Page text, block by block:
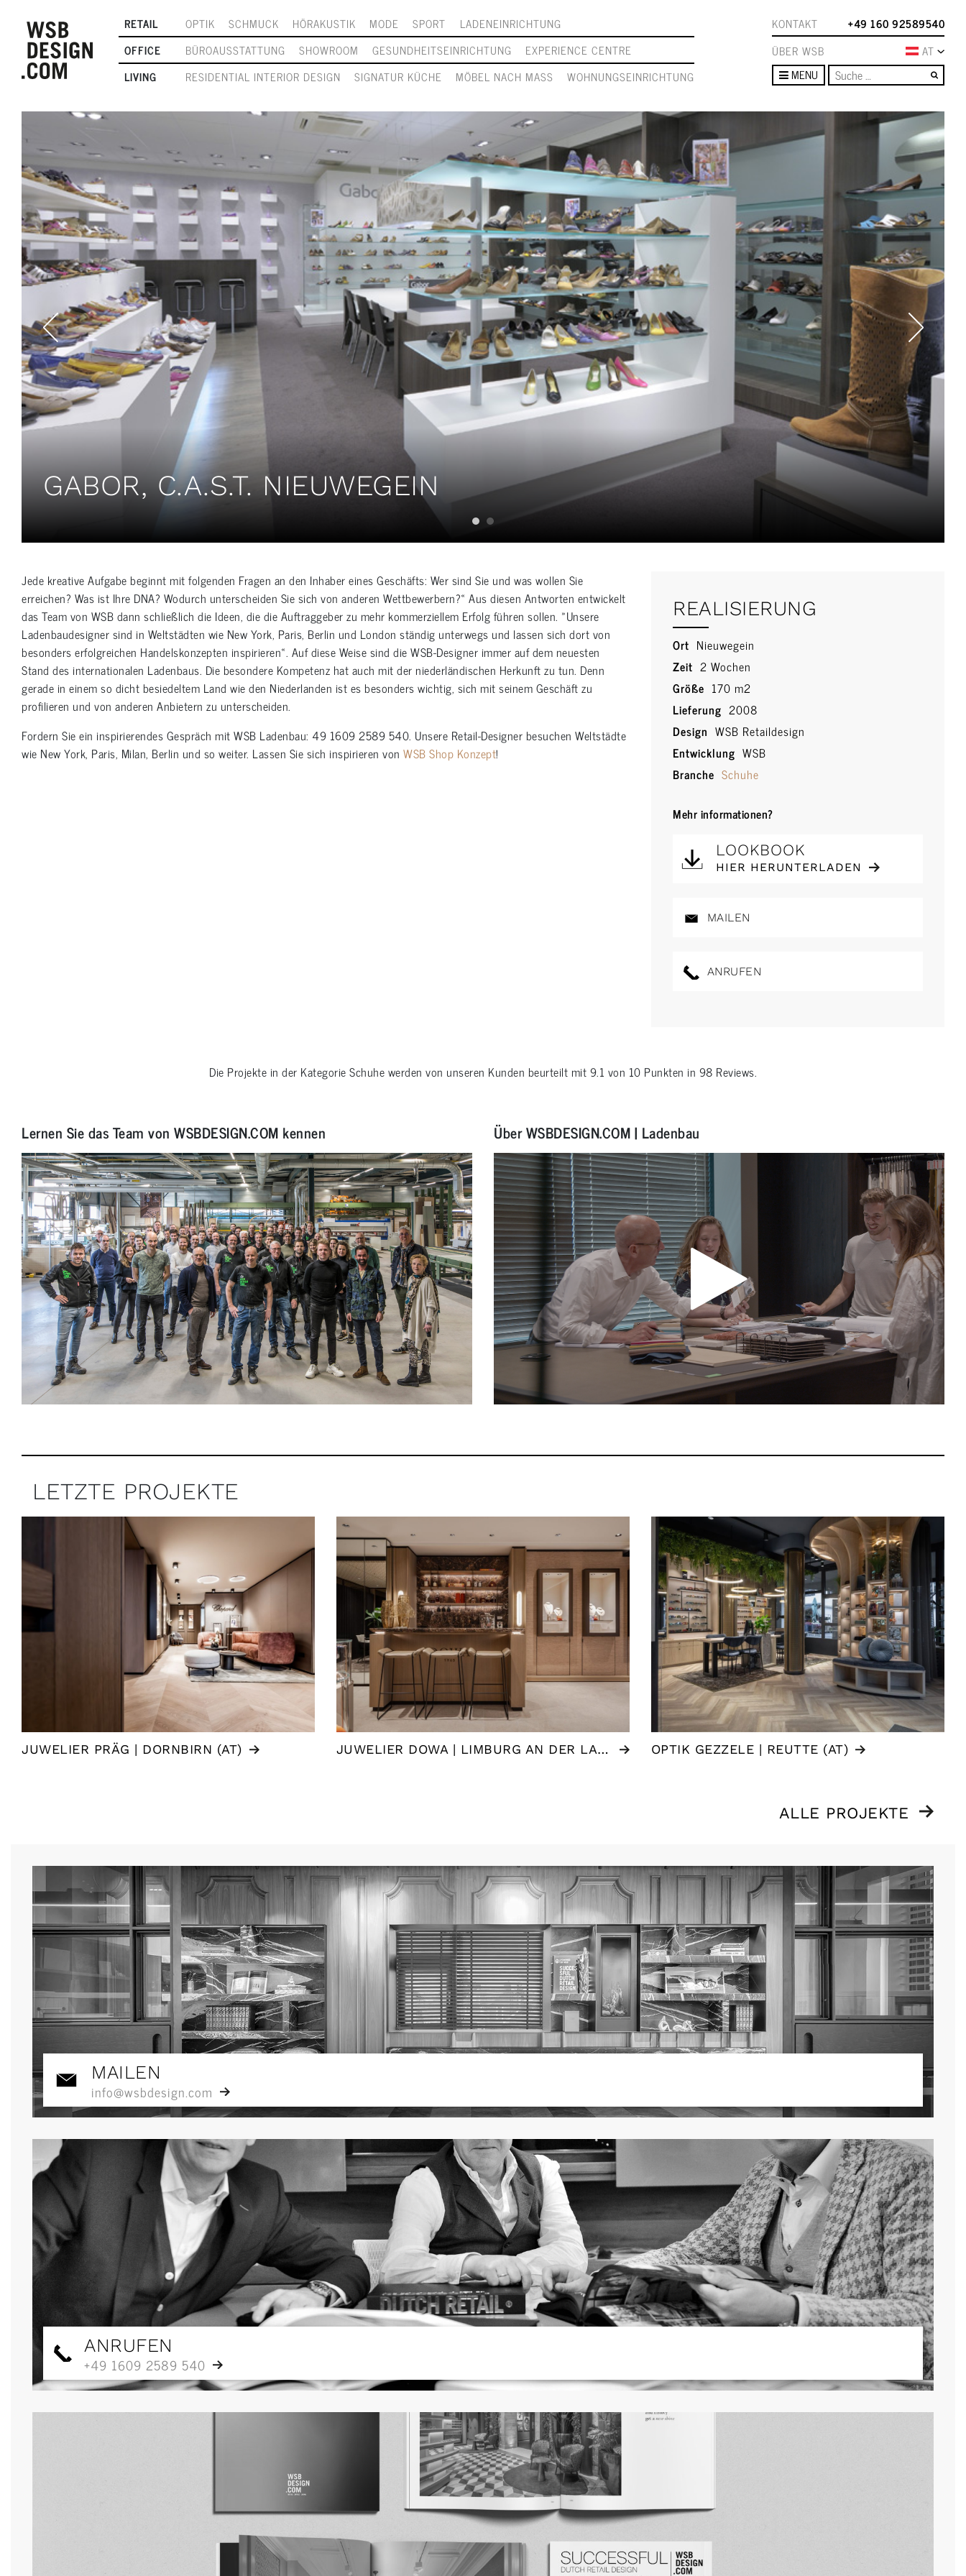
RETAIL OPTIK SCHMUCK HÖRAKUSTIK MODE SPORT
LADENEINRICHTUNG
OFFICE
BÜROAUSSTATTUNG SHOWROOM GESUNDHEITSEINRICHTUNG
EXPERIENCE CENTRE
LIVING
RESIDENTIAL INTERIOR DESIGN SIGNATUR KÜCHE MÖBEL NACH MASS WOHNUNGSEINRICHTUNG
KONTAKT
+49 160 92589540
ÜBER WSB
AT
MENU
GABOR, C.A.S.T. NIEUWEGEIN
Jede kreative Aufgabe beginnt mit folgenden Fragen an den Inhaber eines Geschäfts: Wer sind Sie und was wollen Sie
erreichen? Was ist Ihre DNA? Wodurch unterscheiden Sie sich von anderen Wettbewerbern?« Aus diesen Antworten entwickelt
das Team von WSB dann schließlich die Ideen, die die Auftraggeber zu mehr kommerziellem Erfolg führen sollen. »Unsere
Ladenbaudesigner sind in Weltstädten wie New York, Paris, Berlin und London ständig unterwegs und lassen sich dort von
besonders erfolgreichen Handelskonzepten inspirieren«. Auf diese Weise sind die WSB-Designer immer auf dem neuesten
Stand des internationalen Ladenbaus. Die besondere Kompetenz hat auch mit der niederländischen Herkunft zu tun. Denn
gerade in einem so dicht besiedeltem Land wie den Niederlanden ist es besonders wichtig, sich mit seinem Geschäft zu
profilieren und von anderen Anbietern zu unterscheiden.
Fordern Sie ein inspirierendes Gespräch mit WSB Ladenbau: 49 1609 2589 540. Unsere Retail-Designer besuchen Weltstädte
wie New York, Paris, Milan, Berlin und so weiter. Lassen Sie sich inspirieren von WSB Shop Konzept!
REALISIERUNG
Ort Nieuwegein
Zeit 2 Wochen
Größe 170 m2
Lieferung 2008
Design WSB Retaildesign
Entwicklung WSB
Branche Schuhe
Mehr informationen?
LOOKBOOK
HIER HERUNTERLADEN
MAILEN
ANRUFEN
Die Projekte in der KategorieSchuhewerden von unseren Kunden beurteilt mit9.1 von 10 Punkten in 98 Reviews.
Lernen Sie das Team von WSBDESIGN.COM kennen Über WSBDESIGN.COM | Ladenbau
LETZTE PROJEKTE
JUWELIER PRÄG | DORNBIRN (AT) JUWELIER DOWA | LIMBURG AN DER LAHN (DE) OPTIK GEZZELE | REUTTE (AT)
ALLE PROJEKTE
MAILEN
info@wsbdesign.com
ANRUFEN
+49 1609 2589 540